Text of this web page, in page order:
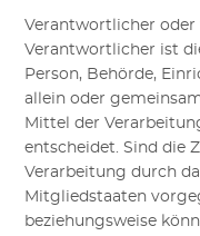
Verantwortlicher
Verantwortlicher ist
Person, Behörde,
allein oder
Mittel der
entscheidet. Sind die
Verarbeitung durch
Mitgliedstaaten
beziehungsweise